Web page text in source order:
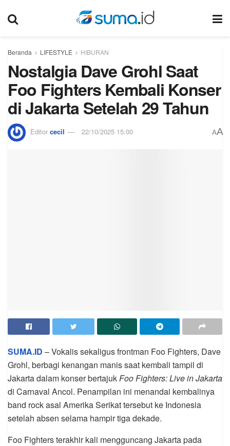
Beranda LIFESTYLE HIBURAN
Nostalgia Dave Grohl Saat
Foo Fighters Kembali Konser
di Jakarta Setelah 29 Tahun
Editor cecil 22/10/2025 15:00 AA
SUMA.ID – Vokalis sekaligus frontman Foo Fighters, Dave
Grohl, berbagi kenangan manis saat kembali tampil di
Jakarta dalam konser bertajukFoo Fighters: Live in Jakarta
di Carnaval Ancol. Penampilan ini menandai kembalinya
band rock asal Amerika Serikat tersebut ke Indonesia
setelah absen selama hampir tiga dekade.
Foo Fighters terakhir kali mengguncang Jakarta pada